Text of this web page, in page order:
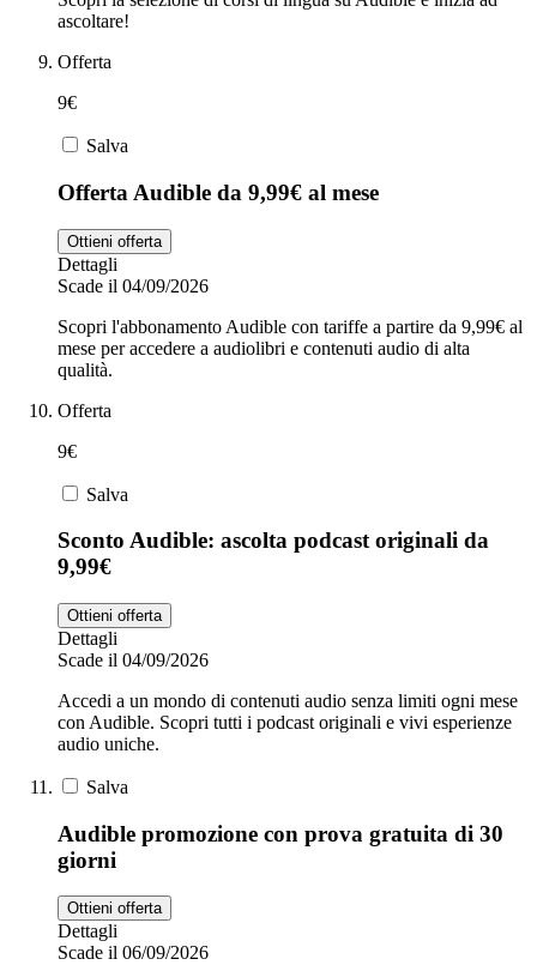
ascoltare!
Offerta
9€
Salva
Offerta Audible da 9,99€ al mese
Ottieni offerta
Dettagli
Scade il 04/09/2026
Scopri l'abbonamento Audible con tariffe a partire da 9,99€ al
mese per accedere a audiolibri e contenuti audio di alta
qualità.
Offerta
9€
Salva
Sconto Audible: ascolta podcast originali da
9,99€
Ottieni offerta
Dettagli
Scade il 04/09/2026
Accedi a un mondo di contenuti audio senza limiti ogni mese
con Audible. Scopri tutti i podcast originali e vivi esperienze
audio uniche.
Salva
Audible promozione con prova gratuita di 30
giorni
Ottieni offerta
Dettagli
Scade il 06/09/2026